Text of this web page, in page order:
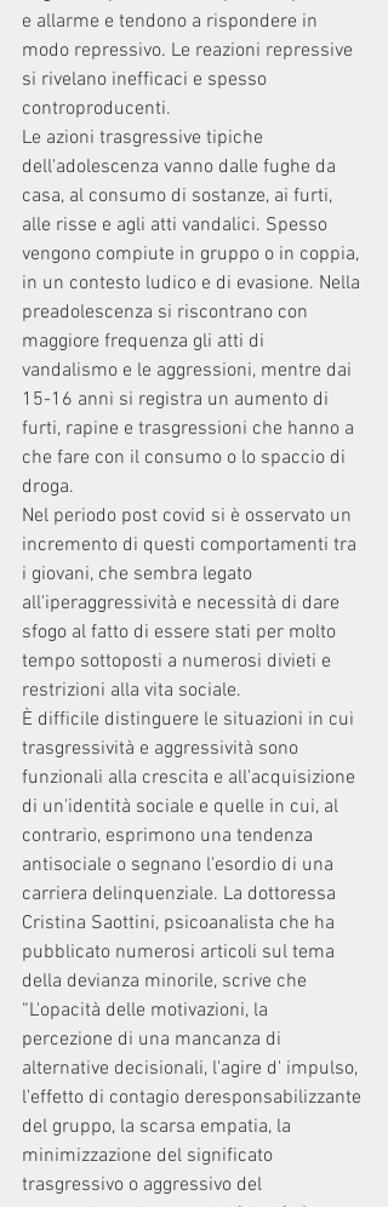
e allarme e tendono a rispondere in
modo repressivo. Le reazioni repressive
si rivelano inefficaci e spesso
controproducenti.
Le azioni trasgressive tipiche
dell'adolescenza vanno dalle fughe da
casa, al consumo di sostanze, ai furti,
alle risse e agli atti vandalici. Spesso
vengono compiute in gruppo o in coppia,
in un contesto ludico e di evasione. Nella
preadolescenza si riscontrano con
maggiore frequenza gli atti di
vandalismo e le aggressioni, mentre dai
15-16 anni si registra un aumento di
furti, rapine e trasgressioni che hanno a
che fare con il consumo o lo spaccio di
droga.
Nel periodo post covid si è osservato un
incremento di questi comportamenti tra
i giovani, che sembra legato
all'iperaggressività e necessità di dare
sfogo al fatto di essere stati per molto
tempo sottoposti a numerosi divieti e
restrizioni alla vita sociale.
È difficile distinguere le situazioni in cui
trasgressività e aggressività sono
funzionali alla crescita e all'acquisizione
di un'identità sociale e quelle in cui, al
contrario, esprimono una tendenza
antisociale o segnano l'esordio di una
carriera delinquenziale. La dottoressa
Cristina Saottini, psicoanalista che ha
pubblicato numerosi articoli sul tema
della devianza minorile, scrive che
“L'opacità delle motivazioni, la
percezione di una mancanza di
alternative decisionali, l'agire d' impulso,
l'effetto di contagio deresponsabilizzante
del gruppo, la scarsa empatia, la
minimizzazione del significato
trasgressivo o aggressivo del